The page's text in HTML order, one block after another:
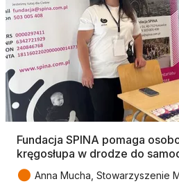
Fundacja SPINA pomaga
kręgosłupa w drodze do
● Anna Mucha, Stowarzyszenie